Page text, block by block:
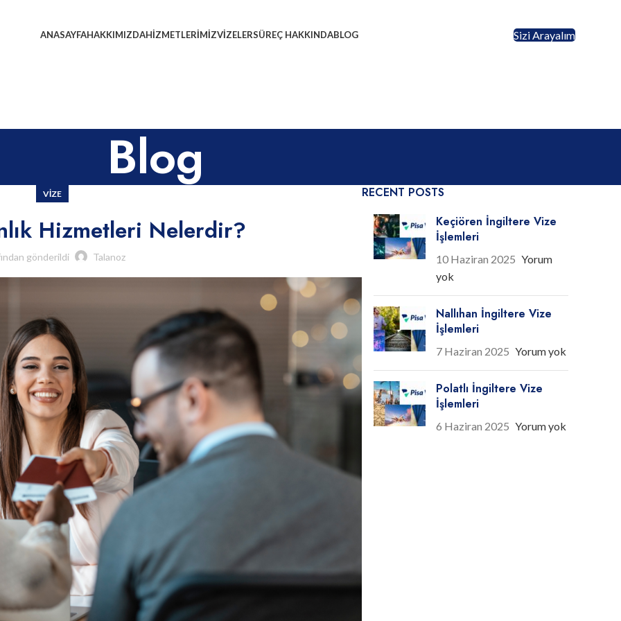
ANASAYFAHAKKIMIZDAHIZMETLERIMIZVIZELERSÜREÇ HAKKINDABLOG Sizi Arayalım
Blog
VIZE
Hizmetleri Nelerdir?
gönderildi Talanoz
RECENT POSTS
Keçiören İngiltere Vize
İşlemleri
10 Haziran 2025 Yorum
yok
Nallıhan İngiltere Vize
İşlemleri
7 Haziran 2025 Yorum yok
Polatlı İngiltere Vize
İşlemleri
6 Haziran 2025 Yorum yok